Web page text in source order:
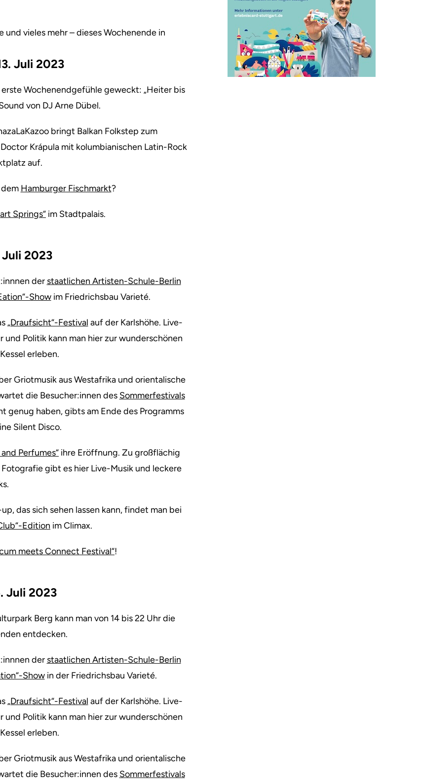
und vieles mehr – dieses Wochenende in
Juli 2023
erste Wochenendgefühle geweckt: „Heiter bis
von DJ Arne Dübel.
bringt Balkan Folkstep zum
Krápula mit kolumbianischen Latin-Rock
auf.
dem Hamburger Fischmarkt?
Springs“ im Stadtpalais.
Juli 2023
der staatlichen Artisten-Schule-Berlin
Showim Friedrichsbau Varieté.
„Draufsicht“-Festival auf der Karlshöhe. Live-
Politik kann man hier zur wunderschönen
erleben.
Griotmusik aus Westafrika und orientalische
die Besucher:innen des Sommerfestivals
genug haben, gibts am Ende des Programms
Silent Disco.
and Perfumes“ ihre Eröffnung. Zu großflächig
gibt es hier Live-Musik und leckere
das sich sehen lassen kann, findet man bei
Edition im Climax.
meets Connect Festival“!
Juli 2023
Berg kann man von 14 bis 22 Uhr die
entdecken.
der staatlichen Artisten-Schule-Berlin
Showin der Friedrichsbau Varieté.
„Draufsicht“-Festival auf der Karlshöhe. Live-
Politik kann man hier zur wunderschönen
erleben.
Griotmusik aus Westafrika und orientalische
die Besucher:innen des Sommerfestivals